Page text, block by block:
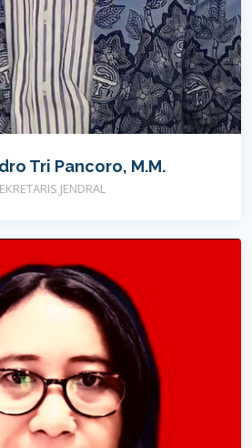
Tri Pancoro, M.M.
JENDRAL